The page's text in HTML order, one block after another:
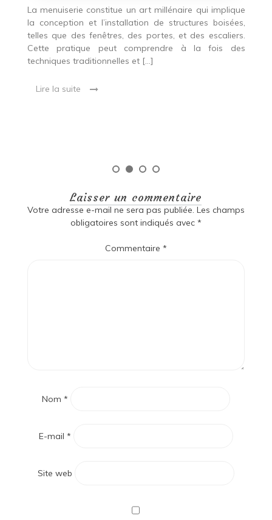
La menuiserie constitue un art millénaire qui implique
la conception et l’installation de structures boisées,
telles que des fenêtres, des portes, et des escaliers.
Cette pratique peut comprendre à la fois des
techniques traditionnelles et […]
Lire la suite
Laisser un commentaire
Votre adresse e-mail ne sera pas publiée. Les champs
obligatoires sont indiqués avec *
Commentaire *
Nom *
E-mail *
Site web